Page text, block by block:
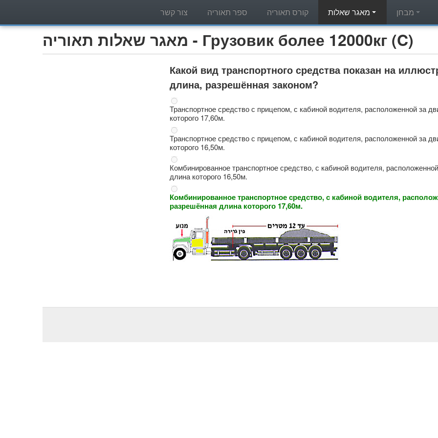
קורס תאוריה ספר תאוריה צור קשר
מאגר שאלות תאוריה - Грузовик более 12000кг (C)
Какой вид транспортного средства показан на
длина, разрешённая законом?
Транспортное средство с прицепом, с кабиной водителя, расположенной за
которого 17,60м.
Транспортное средство с прицепом, с кабиной водителя, расположенной за
которого 16,50м.
Комбинированное транспортное средство, с кабиной водителя,
длина которого 16,50м.
Комбинированное транспортное средство, с кабиной водителя,
разрешённая длина которого 17,60м.